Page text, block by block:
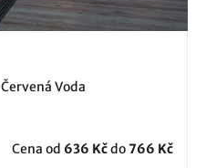
Červená Voda
Cena od 636 Kčdo766 Kč